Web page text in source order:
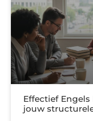
Effectief
jouw